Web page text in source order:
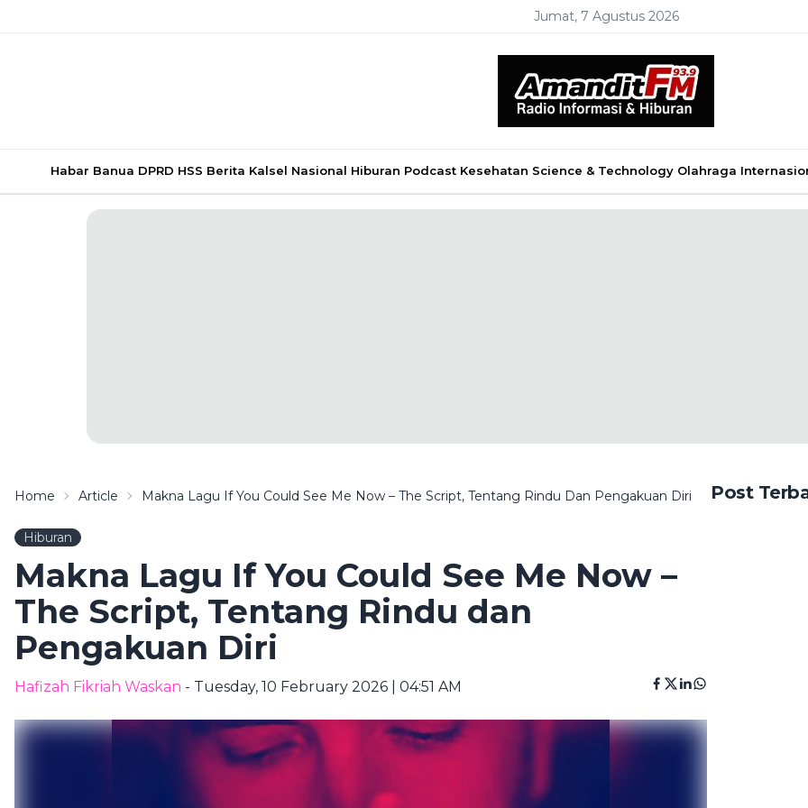
Jumat, 7 Agustus 2026
Habar Banua DPRD HSS Berita Kalsel Nasional Hiburan Podcast Kesehatan Science & Technology Olahraga
Home Article Makna Lagu If You Could See Me Now – The Script, Tentang Rindu Dan Pengakuan Diri
Hiburan
Makna Lagu If You Could See Me Now –
The Script, Tentang Rindu dan
Pengakuan Diri
Hafizah Fikriah Waskan - Tuesday, 10 February 2026 | 04:51 AM
Post